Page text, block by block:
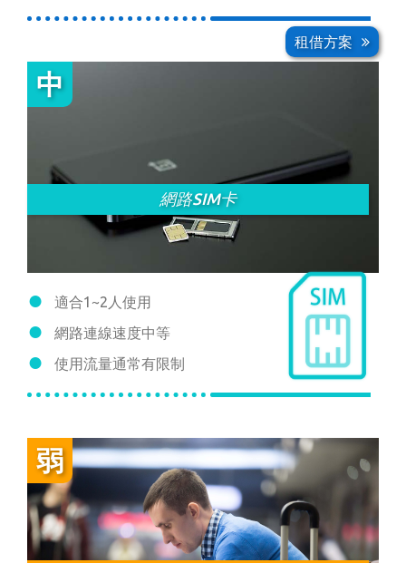
租借方案
網路SIM卡
適合1~2人使用
網路連線速度中等
使用流量通常有限制